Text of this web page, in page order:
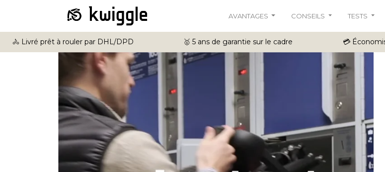
AVANTAGES CONSEILS TESTS
🚴 Livré prêt à rouler par DHL/DPD 🥇 5 ans de garantie sur le cadre 💳